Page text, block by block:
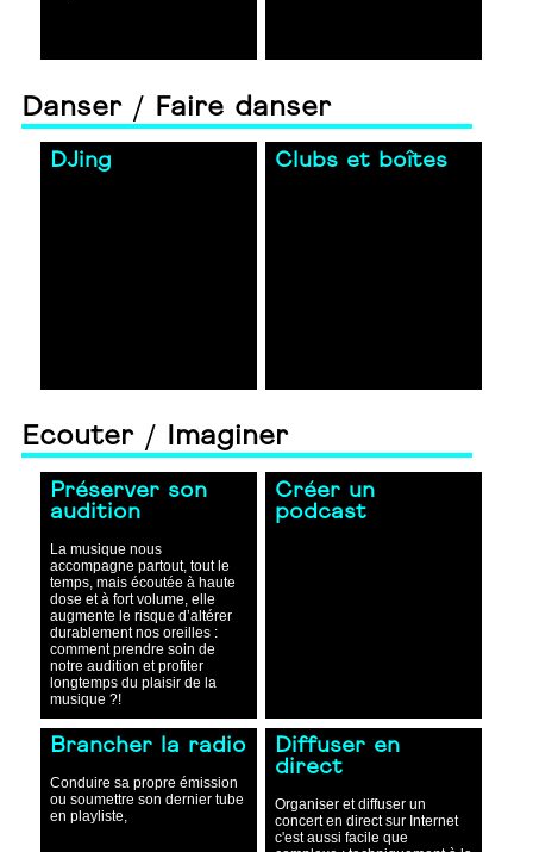
Danser / Faire danser
DJing Clubs et boîtes
Ecouter / Imaginer
Préserver son
audition
La musique nous
accompagne partout, tout le
temps, mais écoutée à haute
dose et à fort volume, elle
augmente le risque d’altérer
durablement nos oreilles :
comment prendre soin de
notre audition et profiter
longtemps du plaisir de la
musique ?!
Créer un
podcast
Brancher la radio
Conduire sa propre émission
ou soumettre son dernier tube
en playliste,
Diffuser en
direct
Organiser et diffuser un
concert en direct sur Internet
c'est aussi facile que